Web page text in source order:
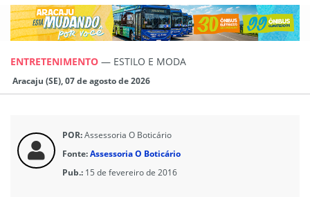
ENTRETENIMENTO — ESTILO E MODA
Aracaju (SE), 07 de agosto de 2026
POR:Assessoria O Boticário
Fonte:Assessoria O Boticário
Pub.: 15 de fevereiro de 2016